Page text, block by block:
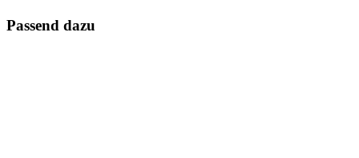
Passend dazu